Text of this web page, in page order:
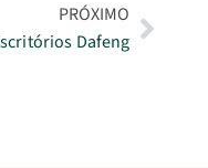
PRÓXIMO
Dafeng